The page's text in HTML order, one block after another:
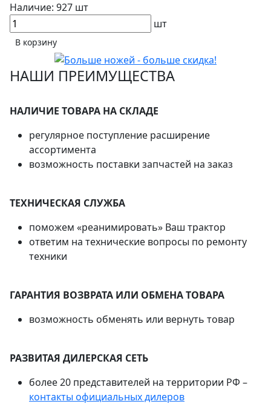
Наличие: 927 шт
шт
В корзину
НАШИ ПРЕИМУЩЕСТВА
НАЛИЧИЕ ТОВАРА НА СКЛАДЕ
регулярное поступление расширение
ассортимента
возможность поставки запчастей на заказ
ТЕХНИЧЕСКАЯ СЛУЖБА
поможем «реанимировать» Ваш трактор
ответим на технические вопросы по ремонту
техники
ГАРАНТИЯ ВОЗВРАТА ИЛИ ОБМЕНА ТОВАРА
возможность обменять или вернуть товар
РАЗВИТАЯ ДИЛЕРСКАЯ СЕТЬ
более 20 представителей на территории РФ –
контакты официальных дилеров